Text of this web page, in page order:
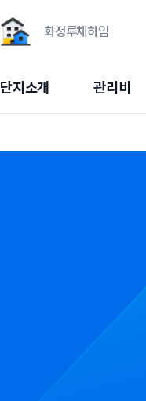
화정루체하임
단지소개 관리비